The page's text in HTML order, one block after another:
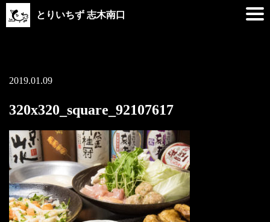
とりいちず 志木南口
2019.01.09
320x320_square_92107617